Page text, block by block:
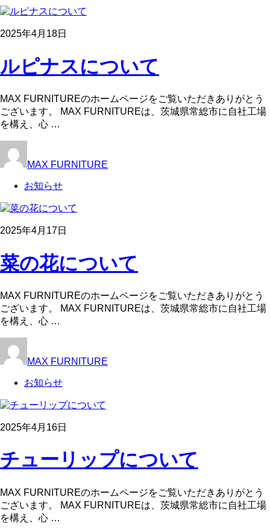
2025年4月18日
ルピナスについて
MAX FURNITUREのホームページをご覧いただきありがとう
ございます。 MAX FURNITUREは、茨城県常総市に自社工場
を構え、心 …
MAX FURNITURE
お知らせ
2025年4月17日
菜の花について
MAX FURNITUREのホームページをご覧いただきありがとう
ございます。 MAX FURNITUREは、茨城県常総市に自社工場
を構え、心 …
MAX FURNITURE
お知らせ
2025年4月16日
チューリップについて
MAX FURNITUREのホームページをご覧いただきありがとう
ございます。 MAX FURNITUREは、茨城県常総市に自社工場
を構え、心 …